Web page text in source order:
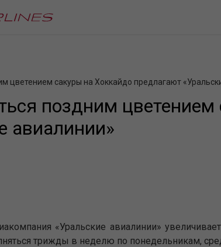
цветением сакуры на Хоккайдо предлагают
поздним
авиалинии»
«Уральские авиалинии»
трижды в неделю по понедельникам,